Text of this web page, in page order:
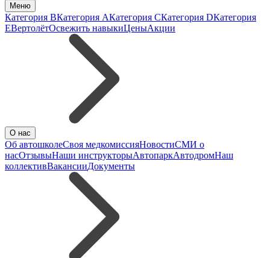
Меню
Категория BКатегория AКатегория CКатегория DКатегория
EВертолётОсвежить навыкиЦеныАкции
О нас
Об автошколеСвоя медкомиссияНовостиСМИ о
насОтзывыНаши инструкторыАвтопаркАвтодромНаш
коллективВакансииДокументы